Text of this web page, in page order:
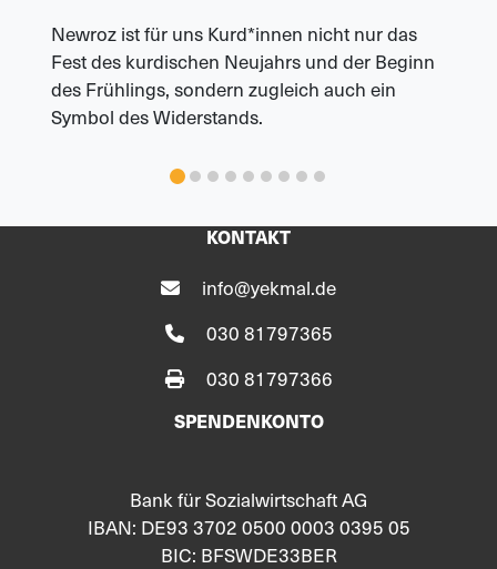
Newroz ist für uns Kurd*innen nicht nur das
Fest des kurdischen Neujahrs und der Beginn
des Frühlings, sondern zugleich auch ein
Symbol des Widerstands.
KONTAKT
info@yekmal.de
030 81797365
030 81797366
SPENDENKONTO
Bank für Sozialwirtschaft AG
IBAN: DE93 3702 0500 0003 0395 05
BIC: BFSWDE33BER